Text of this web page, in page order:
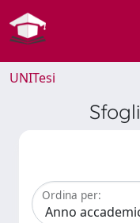
UNITesi
Ordina per: